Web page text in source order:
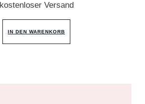
kostenloser Versand
IN DEN WARENKORB